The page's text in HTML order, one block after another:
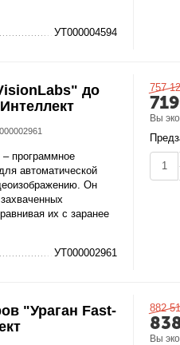
УТ000004594
до
программное
автоматической
Он
их с заранее
УТ000002961
757
Вы
"Ураган Fast-
882
Вы